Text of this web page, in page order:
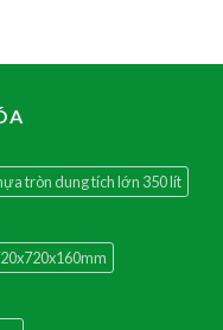
tròn dung tích lớn 350 lít